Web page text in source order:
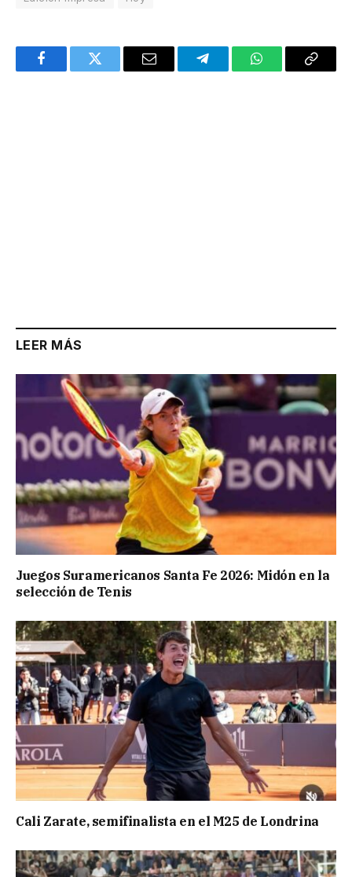
FacebookTwitter Email TelegramWhatsAppCopy
LEER MÁS
Juegos Suramericanos Santa Fe 2026: Midón en la
selección de Tenis
Cali Zarate, semifinalista en el M25 de Londrina